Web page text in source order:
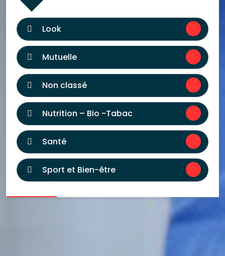
Look
Mutuelle
Non classé
Nutrition – Bio -Tabac
Santé
Sport et Bien-être